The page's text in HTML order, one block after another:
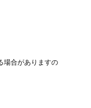
場合がありますの